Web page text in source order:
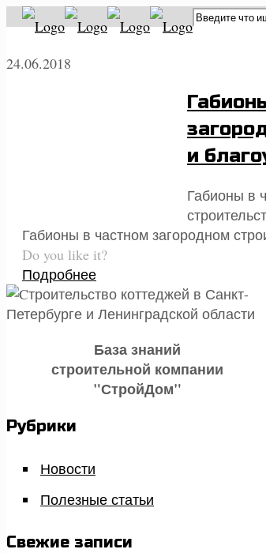
24.06.2018
и
Габионы в
Габионы в частном загородном
Do you like it?
Подробнее
База знаний
строительной компании
"СтройДом"
Рубрики
Новости
Полезные статьи
Свежие записи